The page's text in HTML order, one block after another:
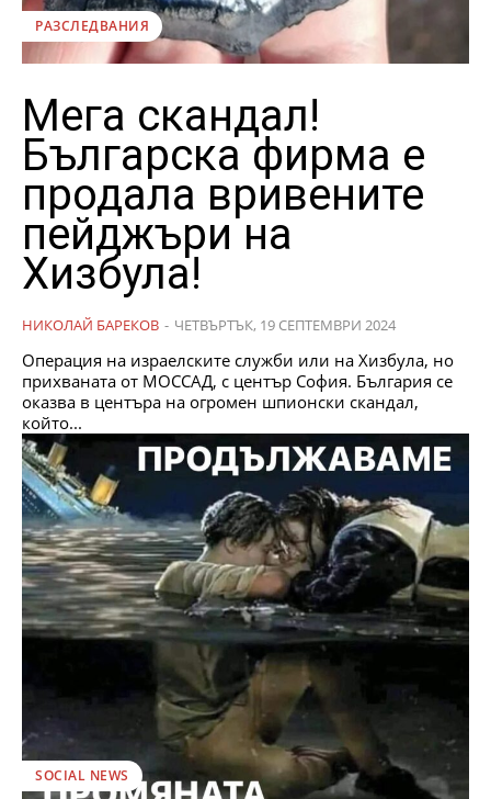
РАЗСЛЕДВАНИЯ
Мега скандал!
Българска фирма е
продала вривените
пейджъри на
Хизбула!
НИКОЛАЙ БАРЕКОВ - ЧЕТВЪРТЪК, 19 СЕПТЕМВРИ 2024
Операция на израелските служби или на Хизбула, но
прихваната от МОССАД, с център София. България се
оказва в центъра на огромен шпионски скандал,
който...
SOCIAL NEWS